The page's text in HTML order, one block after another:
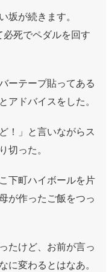
坂が続きます。
死でペダルを回す
ーテープ貼ってある
アドバイスをした。
！」と言いながらス
切った。
下町ハイボールを片
が作ったご飯をつっ
たけど、お前が言っ
に変わるとはなあ。